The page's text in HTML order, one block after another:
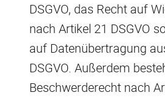
DSGVO, das Recht auf
nach Artikel 21 DSGVO
auf Datenübertragung
DSGVO. Außerdem
Beschwerderecht nach